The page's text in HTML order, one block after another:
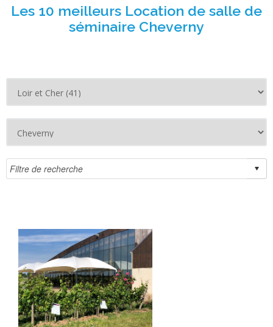
Les 10 meilleurs Location de salle de
séminaire Cheverny